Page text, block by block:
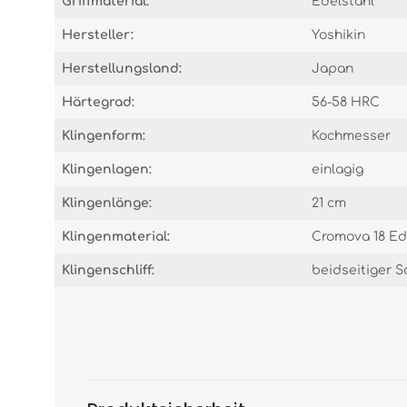
Hersteller: Yoshikin
Herstellungsland: Japan
Härtegrad: 56-58 HRC
Klingenform: Kochmesser
Klingenlagen: einlagig
Klingenlänge: 21 cm
Klingenmaterial: Cromova 18
Klingenschliff: beidseitiger